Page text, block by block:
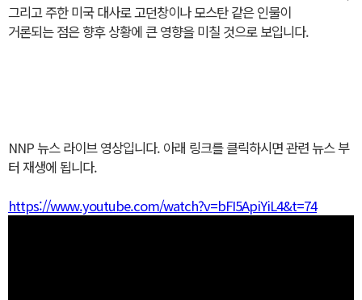
그리고 주한 미국 대사로 고던창이나 모스탄 같은 인물이
거론되는 점은 향후 상황에 큰 영향을 미칠 것으로 보입니다.
NNP 뉴스 라이브 영상입니다. 아래 링크를 클릭하시면 관련 뉴스 부
터 재생에 됩니다.
https://www.youtube.com/watch?v=bFI5ApiYiL4&t=74